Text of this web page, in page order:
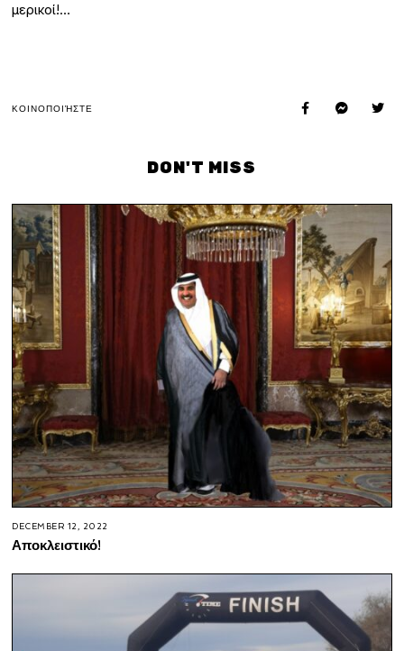
μερικοί!…
ΚΟΙΝΟΠΟΙΉΣΤΕ
DON'T MISS
DECEMBER 12, 2022
Αποκλειστικό!